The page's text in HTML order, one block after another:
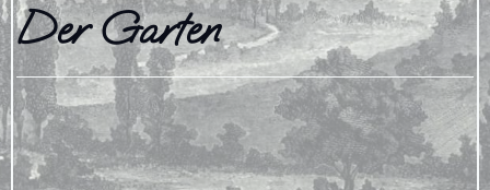
Der Garten